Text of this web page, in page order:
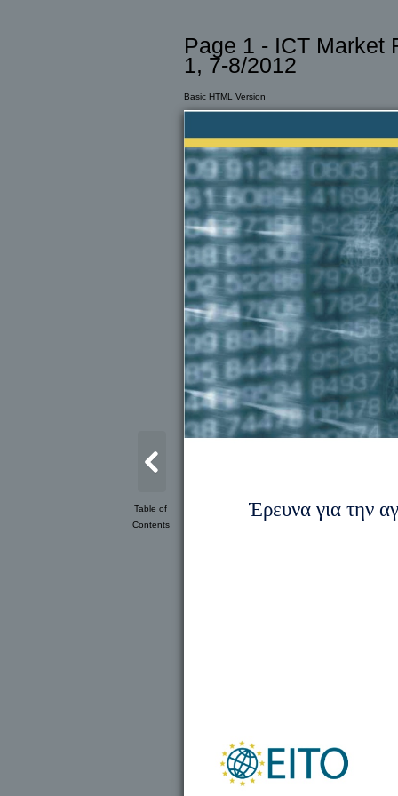
Page 1 - ICT Market
1, 7-8/2012
Basic HTML Version
Έρευνα για την
Table of
Contents